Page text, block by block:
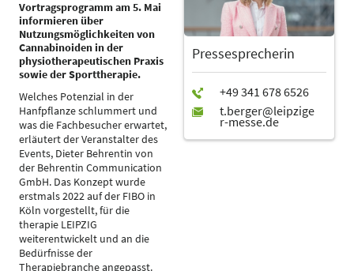
Vortragsprogramm am 5. Mai
informieren über
Nutzungsmöglichkeiten von
Cannabinoiden in der
physiotherapeutischen Praxis
sowie der Sporttherapie.
Welches Potenzial in der
Hanfpflanze schlummert und
was die Fachbesucher erwartet,
erläutert der Veranstalter des
Events, Dieter Behrentin von
der Behrentin Communication
GmbH. Das Konzept wurde
erstmals 2022 auf der FIBO in
Köln vorgestellt, für die
therapie LEIPZIG
weiterentwickelt und an die
Bedürfnisse der
Therapiebranche angepasst.
Pressesprecherin